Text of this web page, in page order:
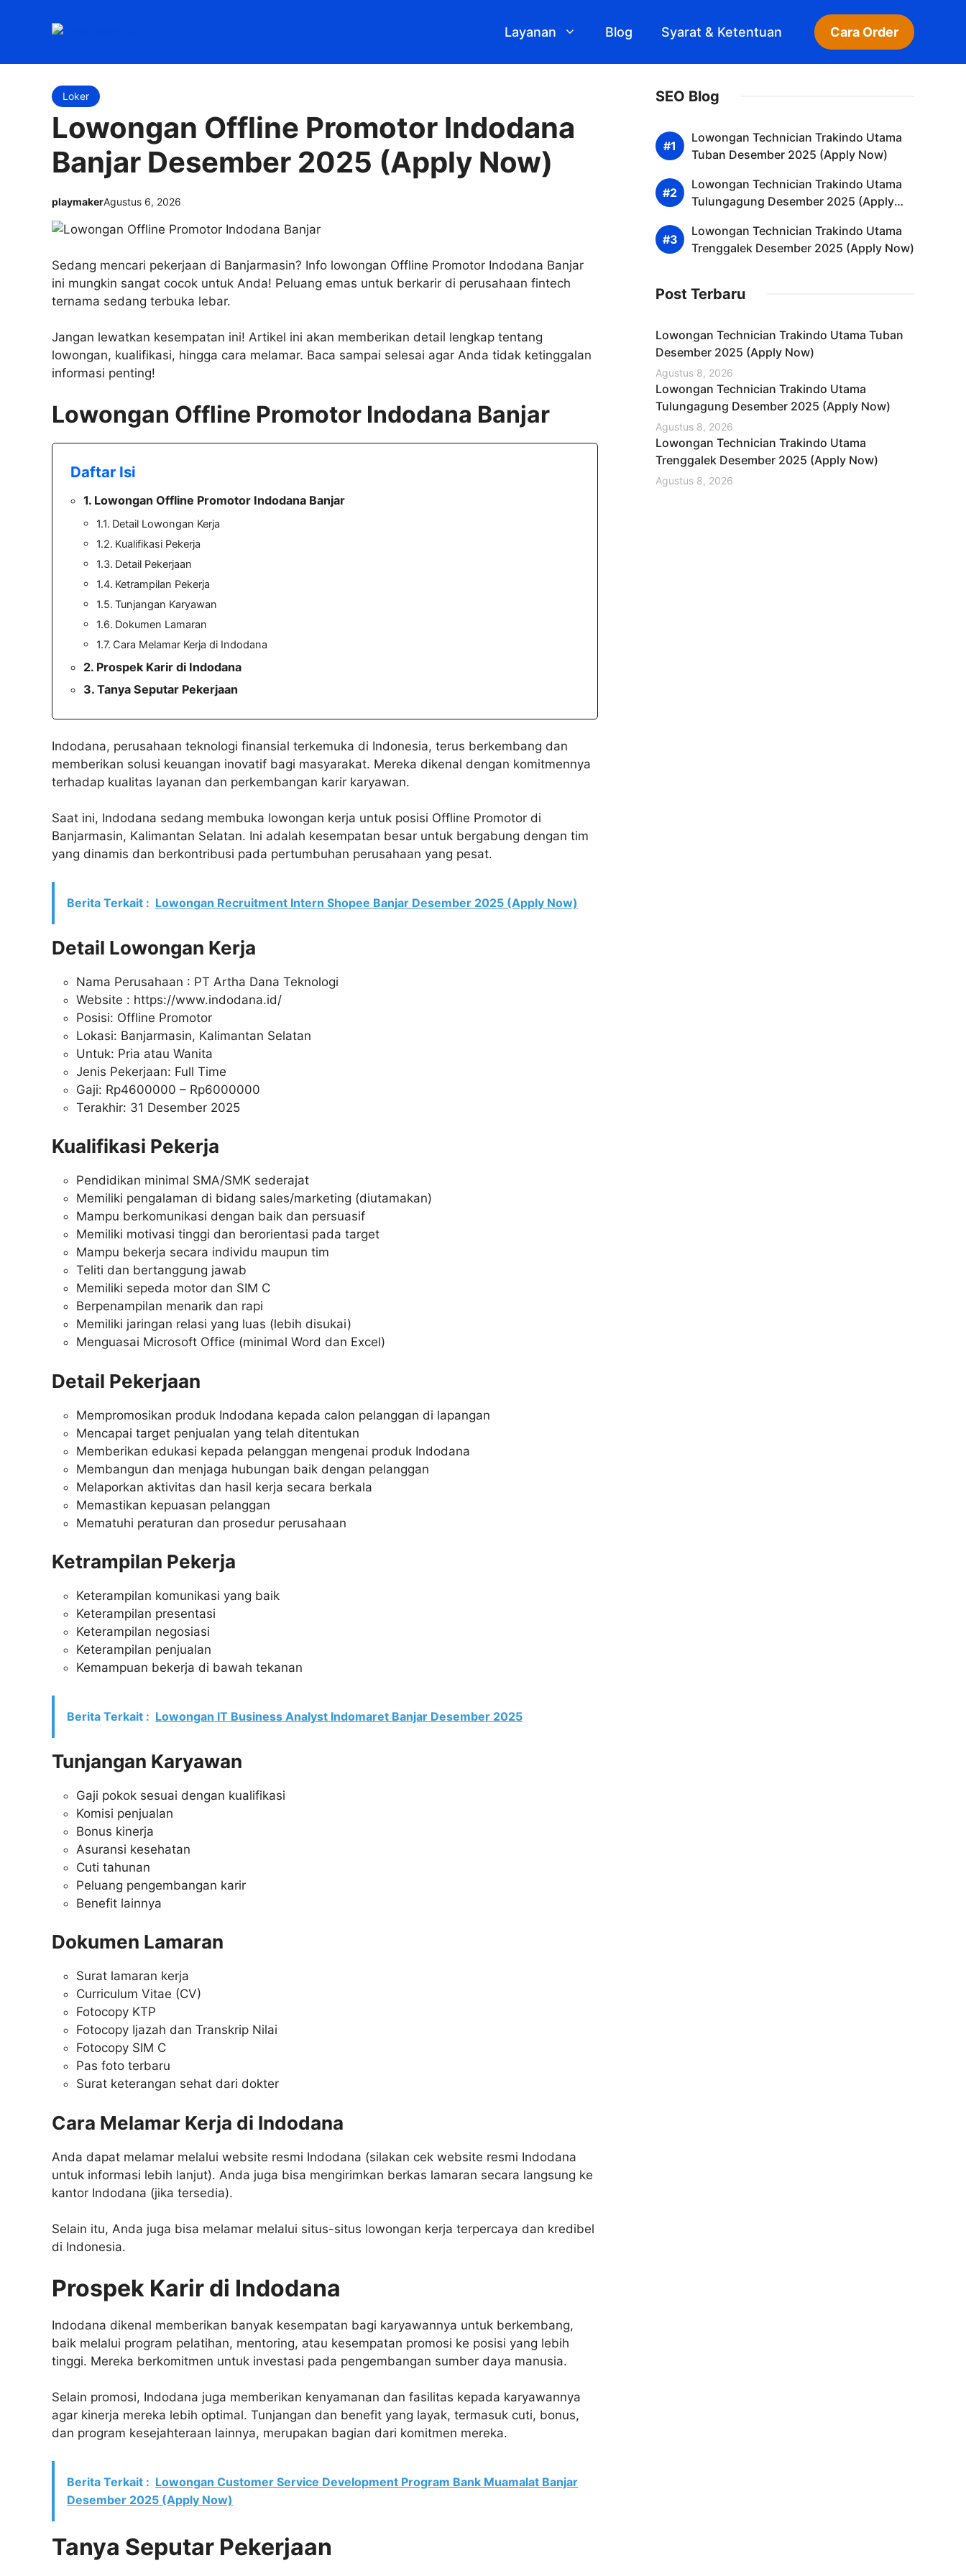
Layanan Blog Syarat & Ketentuan Cara Order
Loker
Lowongan Offline Promotor Indodana
Banjar Desember 2025 (Apply Now)
playmakerAgustus 6, 2026
Sedang mencari pekerjaan di Banjarmasin? Info lowongan Offline Promotor Indodana Banjar
ini mungkin sangat cocok untuk Anda! Peluang emas untuk berkarir di perusahaan fintech
ternama sedang terbuka lebar.
Jangan lewatkan kesempatan ini! Artikel ini akan memberikan detail lengkap tentang
lowongan, kualifikasi, hingga cara melamar. Baca sampai selesai agar Anda tidak ketinggalan
informasi penting!
Lowongan Offline Promotor Indodana Banjar
Daftar Isi
Lowongan Offline Promotor Indodana Banjar
Detail Lowongan Kerja
Kualifikasi Pekerja
Detail Pekerjaan
Ketrampilan Pekerja
Tunjangan Karyawan
Dokumen Lamaran
Cara Melamar Kerja di Indodana
Prospek Karir di Indodana
Tanya Seputar Pekerjaan
Indodana, perusahaan teknologi finansial terkemuka di Indonesia, terus berkembang dan
memberikan solusi keuangan inovatif bagi masyarakat. Mereka dikenal dengan komitmennya
terhadap kualitas layanan dan perkembangan karir karyawan.
Saat ini, Indodana sedang membuka lowongan kerja untuk posisi Offline Promotor di
Banjarmasin, Kalimantan Selatan. Ini adalah kesempatan besar untuk bergabung dengan tim
yang dinamis dan berkontribusi pada pertumbuhan perusahaan yang pesat.
Berita Terkait : Lowongan Recruitment Intern Shopee Banjar Desember 2025 (Apply Now)
Detail Lowongan Kerja
Nama Perusahaan : PT Artha Dana Teknologi
Website : https://www.indodana.id/
Posisi: Offline Promotor
Lokasi: Banjarmasin, Kalimantan Selatan
Untuk: Pria atau Wanita
Jenis Pekerjaan: Full Time
Gaji: Rp4600000 – Rp6000000
Terakhir: 31 Desember 2025
Kualifikasi Pekerja
Pendidikan minimal SMA/SMK sederajat
Memiliki pengalaman di bidang sales/marketing (diutamakan)
Mampu berkomunikasi dengan baik dan persuasif
Memiliki motivasi tinggi dan berorientasi pada target
Mampu bekerja secara individu maupun tim
Teliti dan bertanggung jawab
Memiliki sepeda motor dan SIM C
Berpenampilan menarik dan rapi
Memiliki jaringan relasi yang luas (lebih disukai)
Menguasai Microsoft Office (minimal Word dan Excel)
Detail Pekerjaan
Mempromosikan produk Indodana kepada calon pelanggan di lapangan
Mencapai target penjualan yang telah ditentukan
Memberikan edukasi kepada pelanggan mengenai produk Indodana
Membangun dan menjaga hubungan baik dengan pelanggan
Melaporkan aktivitas dan hasil kerja secara berkala
Memastikan kepuasan pelanggan
Mematuhi peraturan dan prosedur perusahaan
Ketrampilan Pekerja
Keterampilan komunikasi yang baik
Keterampilan presentasi
Keterampilan negosiasi
Keterampilan penjualan
Kemampuan bekerja di bawah tekanan
Berita Terkait : Lowongan IT Business Analyst Indomaret Banjar Desember 2025
Tunjangan Karyawan
Gaji pokok sesuai dengan kualifikasi
Komisi penjualan
Bonus kinerja
Asuransi kesehatan
Cuti tahunan
Peluang pengembangan karir
Benefit lainnya
Dokumen Lamaran
Surat lamaran kerja
Curriculum Vitae (CV)
Fotocopy KTP
Fotocopy Ijazah dan Transkrip Nilai
Fotocopy SIM C
Pas foto terbaru
Surat keterangan sehat dari dokter
Cara Melamar Kerja di Indodana
Anda dapat melamar melalui website resmi Indodana (silakan cek website resmi Indodana
untuk informasi lebih lanjut). Anda juga bisa mengirimkan berkas lamaran secara langsung ke
kantor Indodana (jika tersedia).
Selain itu, Anda juga bisa melamar melalui situs-situs lowongan kerja terpercaya dan kredibel
di Indonesia.
Prospek Karir di Indodana
Indodana dikenal memberikan banyak kesempatan bagi karyawannya untuk berkembang,
baik melalui program pelatihan, mentoring, atau kesempatan promosi ke posisi yang lebih
tinggi. Mereka berkomitmen untuk investasi pada pengembangan sumber daya manusia.
Selain promosi, Indodana juga memberikan kenyamanan dan fasilitas kepada karyawannya
agar kinerja mereka lebih optimal. Tunjangan dan benefit yang layak, termasuk cuti, bonus,
dan program kesejahteraan lainnya, merupakan bagian dari komitmen mereka.
Berita Terkait : Lowongan Customer Service Development Program Bank Muamalat Banjar
Desember 2025 (Apply Now)
Tanya Seputar Pekerjaan
SEO Blog
Lowongan Technician Trakindo Utama
Tuban Desember 2025 (Apply Now)
Lowongan Technician Trakindo Utama
Tulungagung Desember 2025 (Apply
Lowongan Technician Trakindo Utama
Trenggalek Desember 2025 (Apply Now)
Post Terbaru
Lowongan Technician Trakindo Utama Tuban
Desember 2025 (Apply Now)
Agustus 8, 2026
Lowongan Technician Trakindo Utama
Tulungagung Desember 2025 (Apply Now)
Agustus 8, 2026
Lowongan Technician Trakindo Utama
Trenggalek Desember 2025 (Apply Now)
Agustus 8, 2026